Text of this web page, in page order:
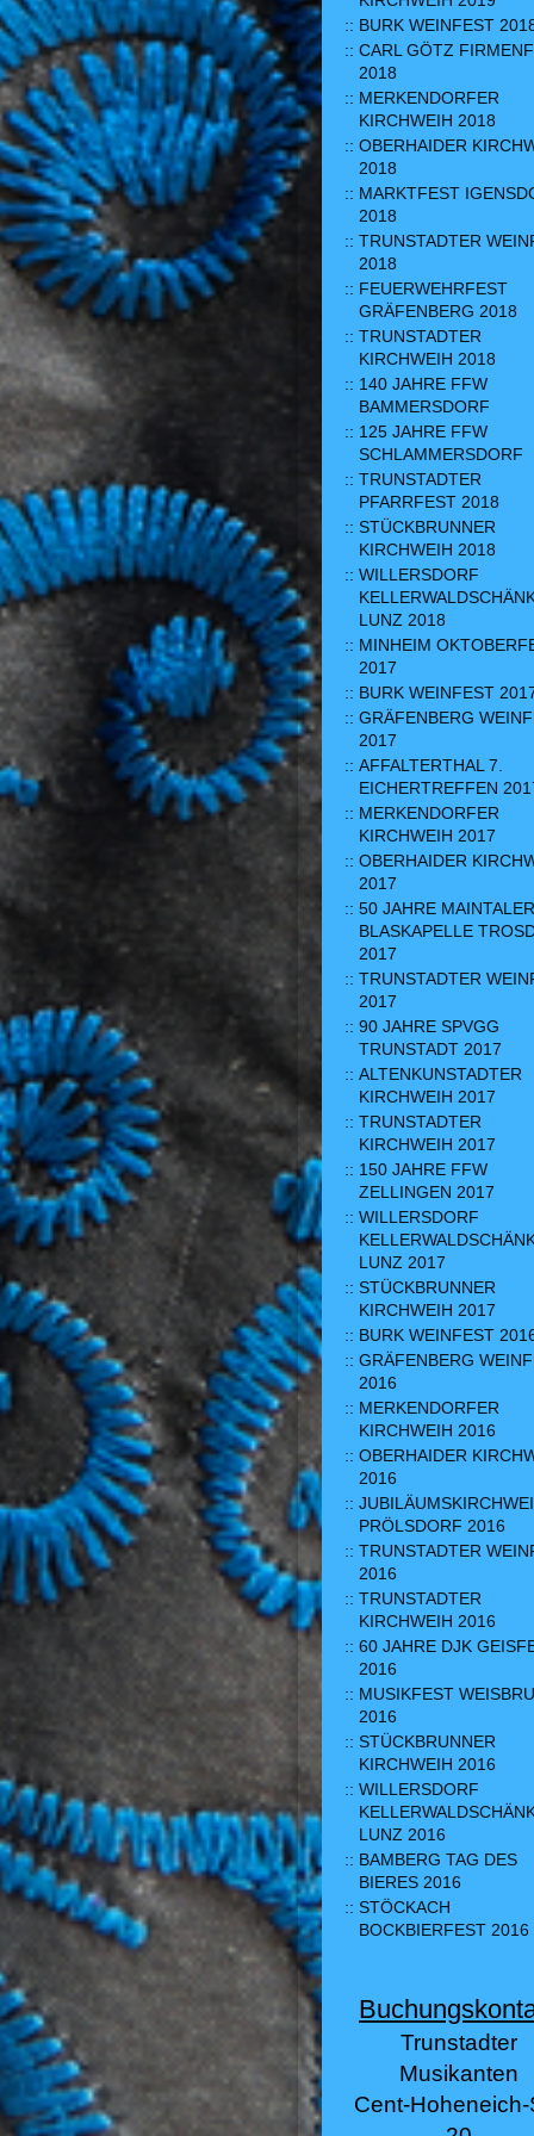
BURK WEINFEST
CARL GÖTZ
2018
MERKENDORFER
KIRCHWEIH 2018
OBERHAIDER
2018
MARKTFEST
2018
TRUNSTADTER
2018
FEUERWEHRFEST
GRÄFENBERG 2018
TRUNSTADTER
KIRCHWEIH 2018
140 JAHRE FFW
BAMMERSDORF
125 JAHRE FFW
SCHLAMMERSDORF
TRUNSTADTER
PFARRFEST 2018
STÜCKBRUNNER
KIRCHWEIH 2018
WILLERSDORF
LUNZ 2018
MINHEIM
2017
BURK WEINFEST
GRÄFENBERG
2017
AFFALTERTHAL 7.
EICHERTREFFEN
MERKENDORFER
KIRCHWEIH 2017
OBERHAIDER
2017
50 JAHRE MAINTALER
BLASKAPELLE
2017
TRUNSTADTER
2017
90 JAHRE SPVGG
TRUNSTADT 2017
ALTENKUNSTADTER
KIRCHWEIH 2017
TRUNSTADTER
KIRCHWEIH 2017
150 JAHRE FFW
ZELLINGEN 2017
WILLERSDORF
LUNZ 2017
STÜCKBRUNNER
KIRCHWEIH 2017
BURK WEINFEST
GRÄFENBERG
2016
MERKENDORFER
KIRCHWEIH 2016
OBERHAIDER
2016
PRÖLSDORF 2016
TRUNSTADTER
2016
TRUNSTADTER
KIRCHWEIH 2016
60 JAHRE DJK
2016
MUSIKFEST
2016
STÜCKBRUNNER
KIRCHWEIH 2016
WILLERSDORF
LUNZ 2016
BAMBERG TAG DES
BIERES 2016
STÖCKACH
BOCKBIERFEST 2016
Trunstadter
Musikanten
Cent-Hoheneich-